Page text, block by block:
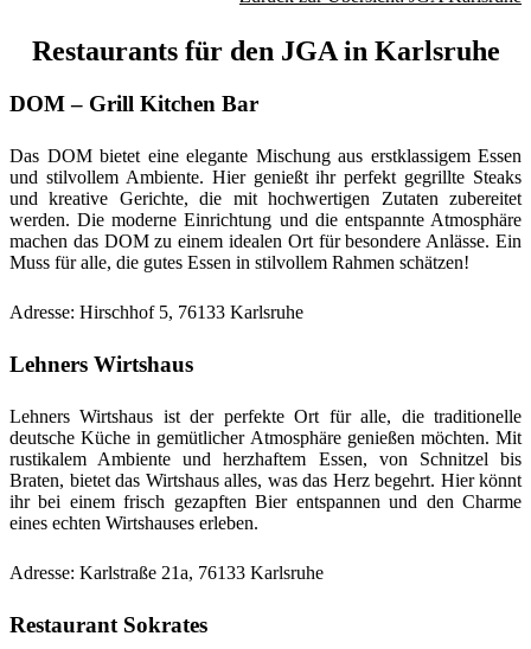
Restaurants für den JGA in Karlsruhe
DOM – Grill Kitchen Bar
Das DOM bietet eine elegante Mischung aus erstklassigem Essen
und stilvollem Ambiente. Hier genießt ihr perfekt gegrillte Steaks
und kreative Gerichte, die mit hochwertigen Zutaten zubereitet
werden. Die moderne Einrichtung und die entspannte Atmosphäre
machen das DOM zu einem idealen Ort für besondere Anlässe. Ein
Muss für alle, die gutes Essen in stilvollem Rahmen schätzen!
Adresse: Hirschhof 5, 76133 Karlsruhe
Lehners Wirtshaus
Lehners Wirtshaus ist der perfekte Ort für alle, die traditionelle
deutsche Küche in gemütlicher Atmosphäre genießen möchten. Mit
rustikalem Ambiente und herzhaftem Essen, von Schnitzel bis
Braten, bietet das Wirtshaus alles, was das Herz begehrt. Hier könnt
ihr bei einem frisch gezapften Bier entspannen und den Charme
eines echten Wirtshauses erleben.
Adresse: Karlstraße 21a, 76133 Karlsruhe
Restaurant Sokrates